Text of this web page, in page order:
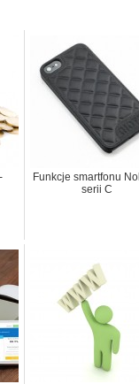
Funkcje smartfonu
serii C